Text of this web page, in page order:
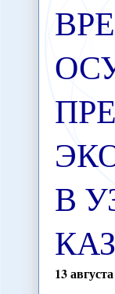
В
13августа